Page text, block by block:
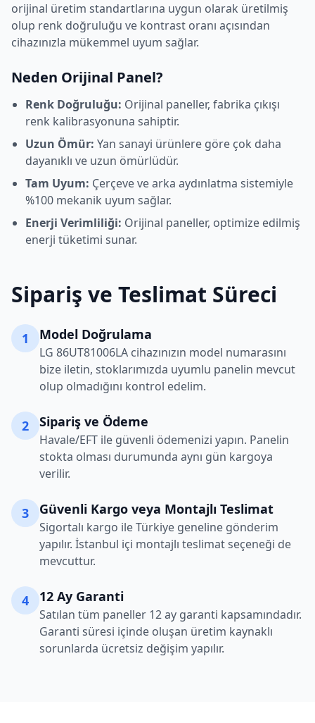
orijinal üretim standartlarına uygun olarak üretilmiş
olup renk doğruluğu ve kontrast oranı açısından
cihazınızla mükemmel uyum sağlar.
Neden Orijinal Panel?
Renk Doğruluğu: Orijinal paneller, fabrika çıkışı
renk kalibrasyonuna sahiptir.
Uzun Ömür: Yan sanayi ürünlere göre çok daha
dayanıklı ve uzun ömürlüdür.
Tam Uyum: Çerçeve ve arka aydınlatma sistemiyle
%100 mekanik uyum sağlar.
Enerji Verimliliği: Orijinal paneller, optimize edilmiş
enerji tüketimi sunar.
Sipariş ve Teslimat Süreci
1 Model Doğrulama
LG 86UT81006LA cihazınızın model numarasını
bize iletin, stoklarımızda uyumlu panelin mevcut
olup olmadığını kontrol edelim.
2 Sipariş ve Ödeme
Havale/EFT ile güvenli ödemenizi yapın. Panelin
stokta olması durumunda aynı gün kargoya
verilir.
3 Güvenli Kargo veya Montajlı Teslimat
Sigortalı kargo ile Türkiye geneline gönderim
yapılır. İstanbul içi montajlı teslimat seçeneği de
mevcuttur.
4 12 Ay Garanti
Satılan tüm paneller 12 ay garanti kapsamındadır.
Garanti süresi içinde oluşan üretim kaynaklı
sorunlarda ücretsiz değişim yapılır.